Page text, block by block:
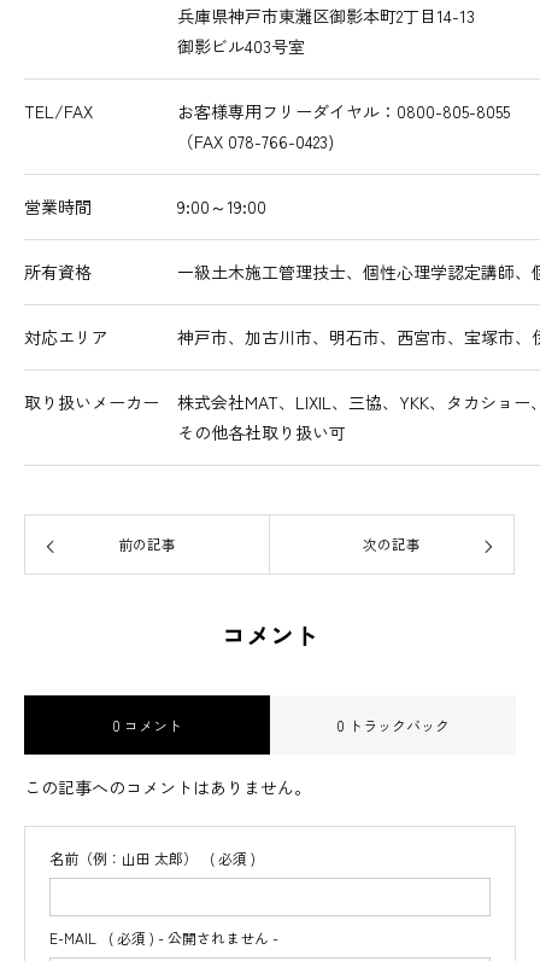
兵庫県神戸市東灘区御影本町2丁目14-13
御影ビル403号室
TEL/FAX
お客様専用フリーダイヤル：0800-805-8055
（FAX 078-766-0423)
営業時間 9:00～19:00
所有資格 一級土木施工管理技士、個性心理学認定講師
対応エリア 神戸市、加古川市、明石市、西宮市、宝塚市、
取り扱いメーカー
株式会社MAT、LIXIL、三協、YKK、タカショ
その他各社取り扱い可
前の記事 次の記事
コメント
0 コメント 0 トラックバック
この記事へのコメントはありません。
名前（例：山田 太郎） ( 必須 )
E-MAIL ( 必須 ) - 公開されません -